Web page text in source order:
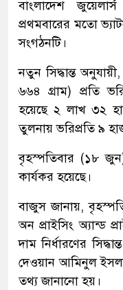
বাংলাদেশ
প্রথমবারের মতো
সংগঠনটি।
নতুন সিদ্ধান্ত
৬৬৪ গ্রাম) প্রতি
হয়েছে ২ লাখ ৩২
তুলনায় ভরিপ্রতি ৯
বৃহস্পতিবার (১৮
কার্যকর হয়েছে।
বাজুস জানায়,
অন প্রাইসিং অ্যান্ড
দাম নির্ধারণের
দেওয়ান আমিনুল
তথ্য জানানো হয়।